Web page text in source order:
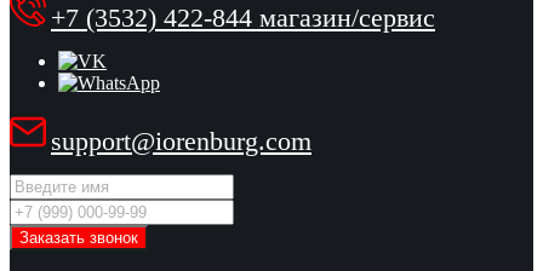
+7 (3532) 422-844 магазин/сервис
support@iorenburg.com